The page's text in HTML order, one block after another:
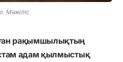
Мәжіліс
рақымшылықтың
адам қылмыстық